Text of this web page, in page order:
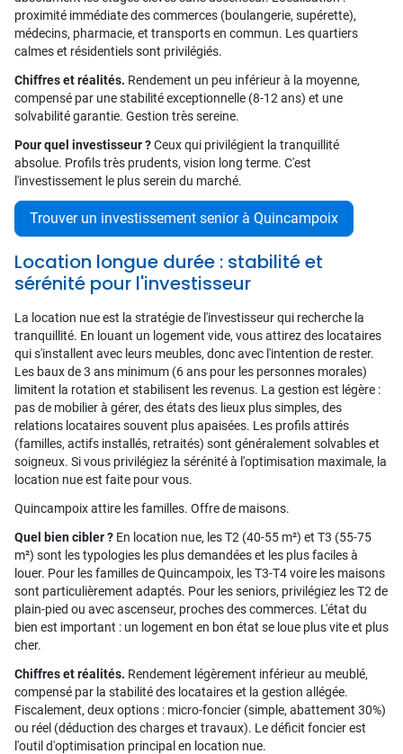
proximité immédiate des commerces (boulangerie, supérette),
médecins, pharmacie, et transports en commun. Les quartiers
calmes et résidentiels sont privilégiés.
Chiffres et réalités. Rendement un peu inférieur à la moyenne,
compensé par une stabilité exceptionnelle (8-12 ans) et une
solvabilité garantie. Gestion très sereine.
Pour quel investisseur ?Ceux qui privilégient la tranquillité
absolue. Profils très prudents, vision long terme. C'est
l'investissement le plus serein du marché.
Trouver un investissement senior à Quincampoix
Location longue durée : stabilité et
sérénité pour l'investisseur
La location nue est la stratégie de l'investisseur qui recherche la
tranquillité. En louant un logement vide, vous attirez des locataires
qui s'installent avec leurs meubles, donc avec l'intention de rester.
Les baux de 3 ans minimum (6 ans pour les personnes morales)
limitent la rotation et stabilisent les revenus. La gestion est légère :
pas de mobilier à gérer, des états des lieux plus simples, des
relations locataires souvent plus apaisées. Les profils attirés
(familles, actifs installés, retraités) sont généralement solvables et
soigneux. Si vous privilégiez la sérénité à l'optimisation maximale, la
location nue est faite pour vous.
Quincampoix attire les familles. Offre de maisons.
Quel bien cibler ? En location nue, les T2 (40-55 m²) et T3 (55-75
m²) sont les typologies les plus demandées et les plus faciles à
louer. Pour les familles de Quincampoix, les T3-T4 voire les maisons
sont particulièrement adaptés. Pour les seniors, privilégiez les T2 de
plain-pied ou avec ascenseur, proches des commerces. L'état du
bien est important : un logement en bon état se loue plus vite et plus
cher.
Chiffres et réalités. Rendement légèrement inférieur au meublé,
compensé par la stabilité des locataires et la gestion allégée.
Fiscalement, deux options : micro-foncier (simple, abattement 30%)
ou réel (déduction des charges et travaux). Le déficit foncier est
l'outil d'optimisation principal en location nue.